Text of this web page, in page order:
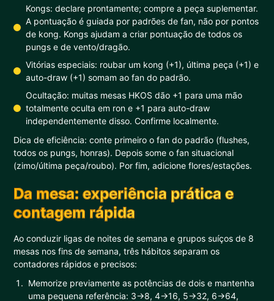
Kongs: declare prontamente; compre a peça suplementar.
A pontuação é guiada por padrões de fan, não por pontos
de kong. Kongs ajudam a criar pontuação de todos os
pungs e de vento/dragão.
Vitórias especiais: roubar um kong (+1), última peça (+1) e
auto-draw (+1) somam ao fan do padrão.
Ocultação: muitas mesas HKOS dão +1 para uma mão
totalmente oculta em ron e +1 para auto-draw
independentemente disso. Confirme localmente.
Dica de eficiência: conte primeiro o fan do padrão (flushes,
todos os pungs, honras). Depois some o fan situacional
(zimo/última peça/roubo). Por fim, adicione flores/estações.
Da mesa: experiência prática e
contagem rápida
Ao conduzir ligas de noites de semana e grupos suíços de 8
mesas nos fins de semana, três hábitos separam os
contadores rápidos e precisos:
Memorize previamente as potências de dois e mantenha
uma pequena referência: 3→8, 4→16, 5→32, 6→64,